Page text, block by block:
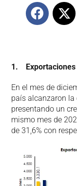
1.
En el mes de
país alcanzaron la
presentando un
mismo mes de
de 31,6% con